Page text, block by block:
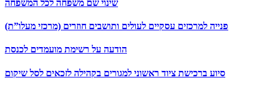
שינוי שם משפחה לכל המשפחה
פנייה למרכזים עסקיים לעולים ותושבים חוזרים (מרכזי מעלו”ת)
הודעה על רשימת מועמדים לכנסת
סיוע ברכישת ציוד ראשוני למגורים בקהילה לזכאים לסל שיקום